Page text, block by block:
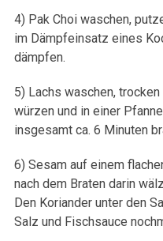
4) Pak Choi waschen,
im Dämpfeinsatz eines
dämpfen.
5) Lachs waschen,
würzen und in einer
insgesamt ca. 6 Minuten
6) Sesam auf einem
nach dem Braten darin
Den Koriander unter den
Salz und Fischsauce